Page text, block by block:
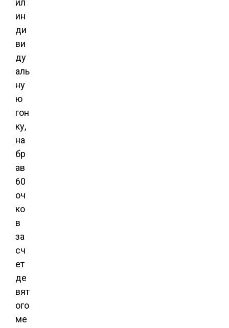
ил
ин
ди
ви
ду
аль
ну
ю
гон
ку,
на
бр
ав
60
оч
ко
в
за
сч
ет
де
вят
ого
ме